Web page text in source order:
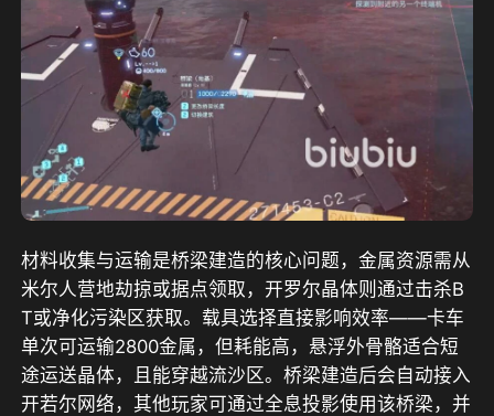
材料收集与运输是桥梁建造的核心问题，金属资源需从
米尔人营地劫掠或据点领取，开罗尔晶体则通过击杀B
T或净化污染区获取。载具选择直接影响效率——卡车
单次可运输2800金属，但耗能高，悬浮外骨骼适合短
途运送晶体，且能穿越流沙区。桥梁建造后会自动接入
开若尔网络，其他玩家可通过全息投影使用该桥梁，并